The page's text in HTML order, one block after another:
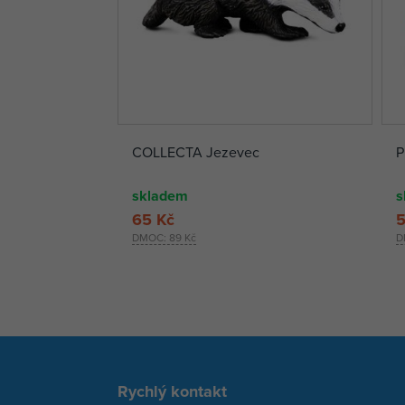
COLLECTA Jezevec
skladem
DMOC: 89 Kč
65 Kč
Rychlý kontakt